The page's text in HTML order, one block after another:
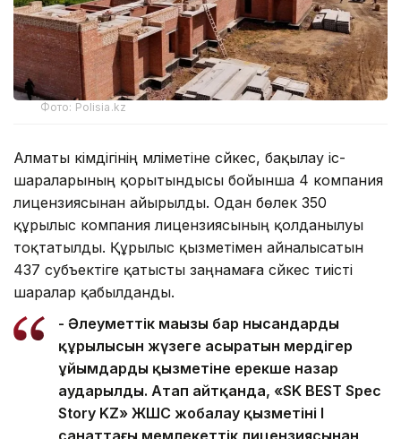
Фото: Polisia.kz
Алматы әкімдігінің мәліметіне сәйкес, бақылау іс-
шараларының қорытындысы бойынша 4 компания
лицензиясынан айырылды. Одан бөлек 350
құрылыс компания лицензиясының қолданылуы
тоқтатылды. Құрылыс қызметімен айналысатын
437 субъектіге қатысты заңнамаға сәйкес тиісті
шаралар қабылданды.
- Әлеуметтік маңызы бар нысандардың
құрылысын жүзеге асыратын мердігер
ұйымдардың қызметіне ерекше назар
аударылды. Атап айтқанда, «SK BEST Spec
Story KZ» ЖШС жобалау қызметінің І
санаттағы мемлекеттік лицензиясынан